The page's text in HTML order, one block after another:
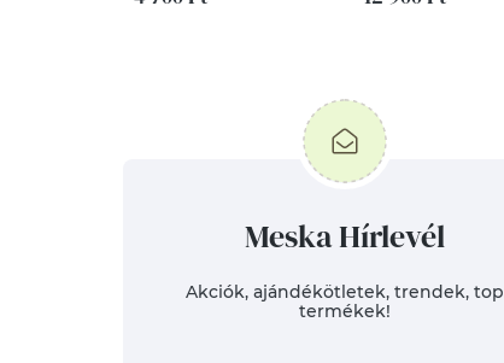
Meska Hírlevél
Akciók, ajándékötletek, trendek, top
termékek!